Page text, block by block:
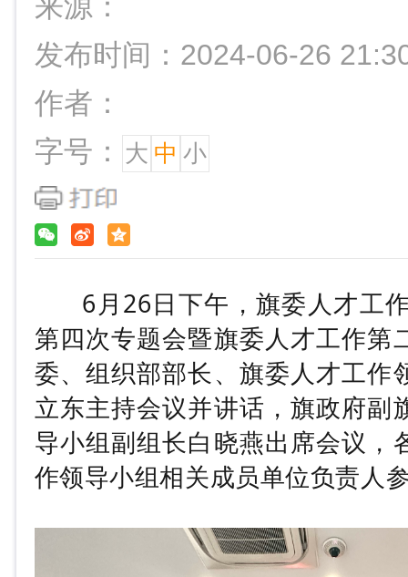
发布时间：2024-06-26
作者：
字号：
大 中 小
6月26日下午，旗委人才工
第四次专题会暨旗委人才工作第
委、组织部部长、旗委人才工作
立东主持会议并讲话，旗政府副
导小组副组长白晓燕出席会议，
作领导小组相关成员单位负责人